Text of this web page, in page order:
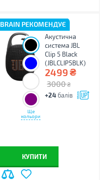
BRAIN РЕКОМЕНДУЄ
Ще
кольори
Акустична
система JBL
Clip 5 Black
(JBLCLIP5BLK)
2499₴
3000 ₴
+24 балів
КУПИТИ